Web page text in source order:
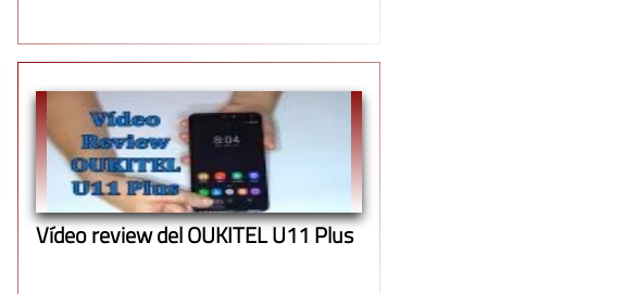
Vídeo review del OUKITEL U11 Plus